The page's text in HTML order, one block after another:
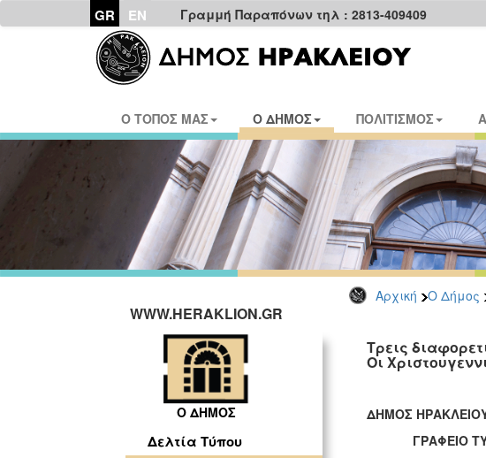
GR EN Γραμμή Παραπόνων τηλ : 2813-409409
Ο ΤΟΠΟΣ ΜΑΣ Ο ΔΗΜΟΣ ΠΟΛΙΤΙΣΜΟΣ
Αρχική Ο Δήμος
WWW.HERAKLION.GR
Ο ΔΗΜΟΣ
Δελτία Τύπου
Τρεις
Οι
ΔΗΜΟΣ
ΓΡΑΦΕΙΟ